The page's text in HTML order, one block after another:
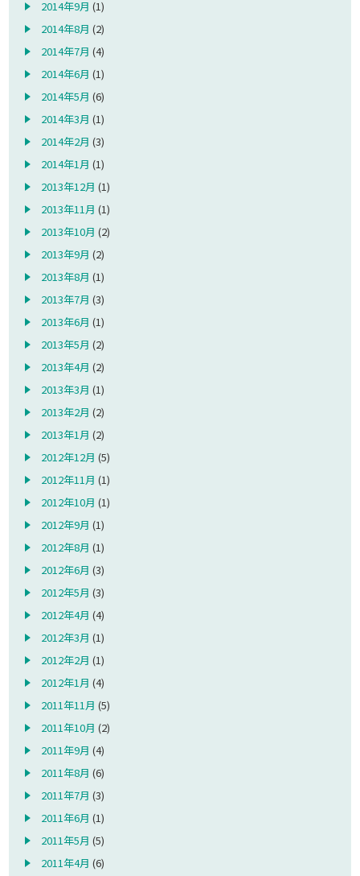
2014年9月 (1)
2014年8月 (2)
2014年7月 (4)
2014年6月 (1)
2014年5月 (6)
2014年3月 (1)
2014年2月 (3)
2014年1月 (1)
2013年12月 (1)
2013年11月 (1)
2013年10月 (2)
2013年9月 (2)
2013年8月 (1)
2013年7月 (3)
2013年6月 (1)
2013年5月 (2)
2013年4月 (2)
2013年3月 (1)
2013年2月 (2)
2013年1月 (2)
2012年12月 (5)
2012年11月 (1)
2012年10月 (1)
2012年9月 (1)
2012年8月 (1)
2012年6月 (3)
2012年5月 (3)
2012年4月 (4)
2012年3月 (1)
2012年2月 (1)
2012年1月 (4)
2011年11月 (5)
2011年10月 (2)
2011年9月 (4)
2011年8月 (6)
2011年7月 (3)
2011年6月 (1)
2011年5月 (5)
2011年4月 (6)